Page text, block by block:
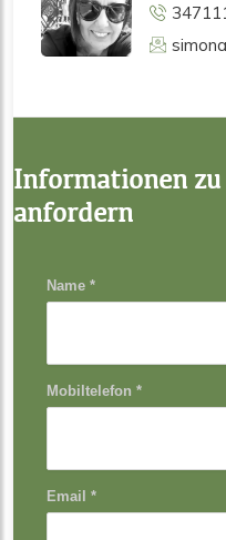
Informationen
anfordern
Name *
Mobiltelefon *
Email *